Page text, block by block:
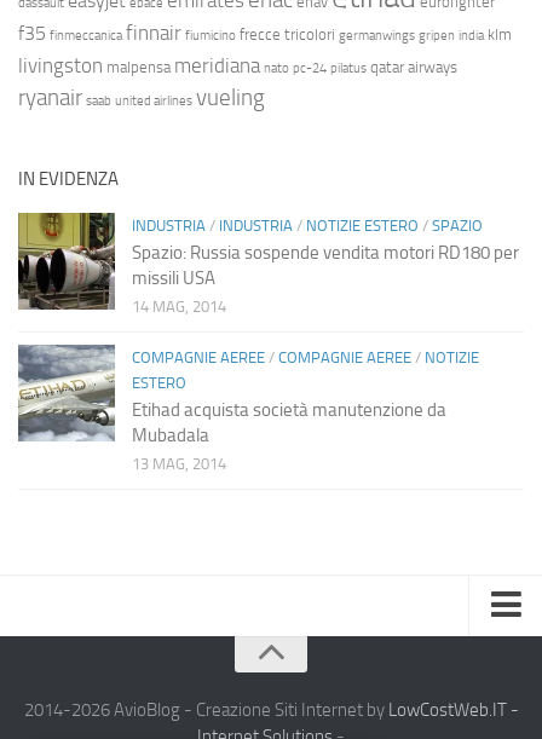
dassault ebace
f35 finmeccanica finnair fiumicino frecce tricolori germanwings gripen india klm
livingston malpensa meridiana nato pc-24 pilatus qatar airways
ryanair saab united airlines vueling
IN EVIDENZA
INDUSTRIA / INDUSTRIA / NOTIZIE ESTERO / SPAZIO
Spazio: Russia sospende vendita motori RD180 per
missili USA
14 MAG, 2014
COMPAGNIE AEREE / COMPAGNIE AEREE / NOTIZIE
ESTERO
Etihad acquista società manutenzione da
Mubadala
13 MAG, 2014
Chi Siamo
2014-2026 AvioBlog - Creazione Siti Internet by LowCostWeb.IT -